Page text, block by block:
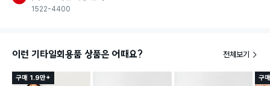
1522-4400
이런 기타일회용품 상품은 어때요? 전체보기
구매 1.9만+ 구